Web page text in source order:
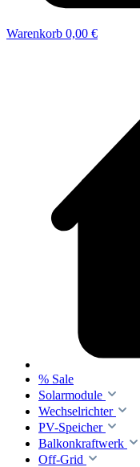
Warenkorb 0,00 €
% Sale
Solarmodule
Wechselrichter
PV-Speicher
Balkonkraftwerk
Off-Grid